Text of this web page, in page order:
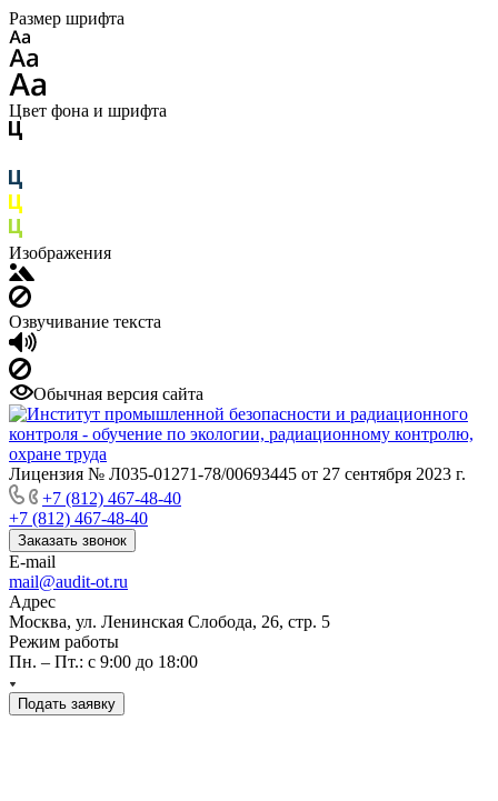
Размер шрифта
Цвет фона и шрифта
Изображения
Озвучивание текста
Обычная версия сайта
Лицензия № Л035-01271-78/00693445 от 27 сентября 2023 г.
+7 (812) 467-48-40
+7 (812) 467-48-40
Заказать звонок
E-mail
mail@audit-ot.ru
Адрес
Москва, ул. Ленинская Слобода, 26, стр. 5
Режим работы
Пн. – Пт.: с 9:00 до 18:00
Подать заявку